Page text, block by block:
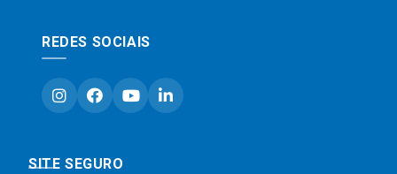
REDES SOCIAIS
SITE SEGURO